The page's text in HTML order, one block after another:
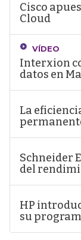
Cisco
Cloud
VÍDEO
Interxion
datos en
La
Schneider
del
HP
su